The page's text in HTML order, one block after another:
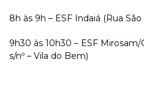
8h às 9h – ESF Indaiá (Rua São
9h30 às 10h30 – ESF Mirosam/
s/nº – Vila do Bem)